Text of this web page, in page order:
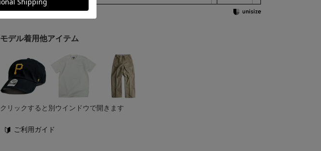
モデル着用他アイテム
クリックすると別ウインドウで開きます
ご利用ガイド